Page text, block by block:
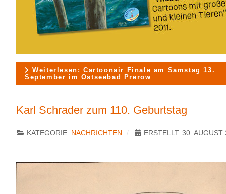
Weiterlesen: Cartoonair Finale am Samstag 13.
September im Ostseebad Prerow
Karl Schrader zum 110. Geburtstag
KATEGORIE: NACHRICHTEN ERSTELLT: 30. AUGUST